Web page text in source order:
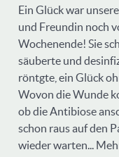
Ein Glück war
und Freundin noch
Wochenende! Sie
säuberte und
röntgte, ein Glück
Wovon die Wunde
ob die Antibiose
schon raus auf den
wieder warten...